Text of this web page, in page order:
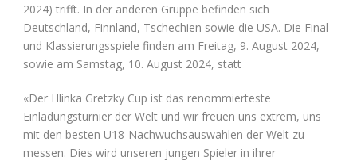
2024) trifft. In der anderen Gruppe befinden sich
Deutschland, Finnland, Tschechien sowie die USA. Die Final-
und Klassierungsspiele finden am Freitag, 9. August 2024,
sowie am Samstag, 10. August 2024, statt
«Der Hlinka Gretzky Cup ist das renommierteste
Einladungsturnier der Welt und wir freuen uns extrem, uns
mit den besten U18-Nachwuchsauswahlen der Welt zu
messen. Dies wird unseren jungen Spieler in ihrer